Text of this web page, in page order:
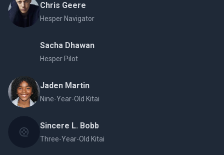
Chris Geere
Hesper Navigator
Sacha Dhawan
Hesper Pilot
Jaden Martin
Nine-Year-Old Kitai
Sincere L. Bobb
Three-Year-Old Kitai